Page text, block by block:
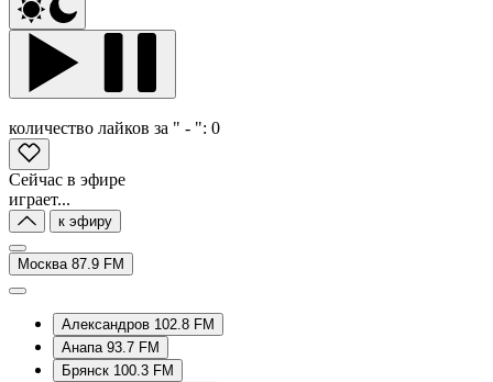
количество лайков за " - ": 0
Сейчас в эфире
играет...
к эфиру
Москва 87.9 FM
Александров 102.8 FM
Анапа 93.7 FM
Брянск 100.3 FM